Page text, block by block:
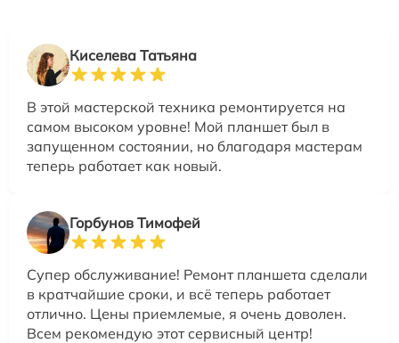
Киселева Татьяна
В этой мастерской техника ремонтируется на
самом высоком уровне! Мой планшет был в
запущенном состоянии, но благодаря мастерам
теперь работает как новый.
Горбунов Тимофей
Супер обслуживание! Ремонт планшета сделали
в кратчайшие сроки, и всё теперь работает
отлично. Цены приемлемые, я очень доволен.
Всем рекомендую этот сервисный центр!